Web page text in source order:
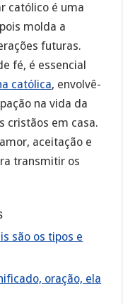
católico é uma
molda a
futuras.
fé, é essencial
católica, envolvê-
na vida da
cristãos em casa.
aceitação e
transmitir os
são os tipos e
oração, ela